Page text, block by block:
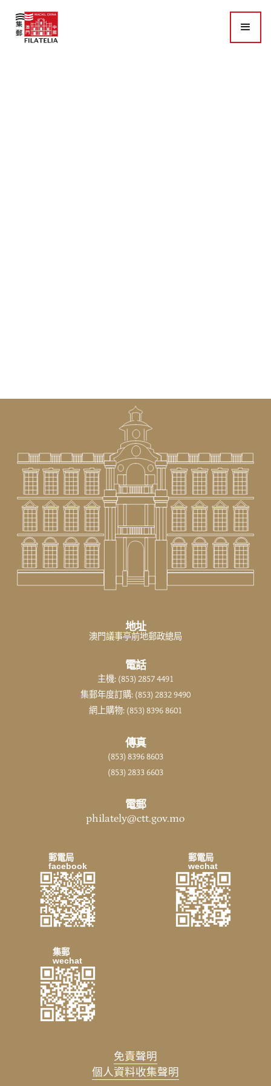
免責聲明
個人資料收集聲明
郵電局
facebook
郵電局
wechat
集郵
wechat
地址
澳門議事亭前地郵政總局
電話
主機: (853) 2857 4491
集郵年度訂購: (853) 2832 9490
網上購物: (853) 8396 8601
傳真
(853) 8396 8603
(853) 2833 6603
電郵
philately@ctt.gov.mo